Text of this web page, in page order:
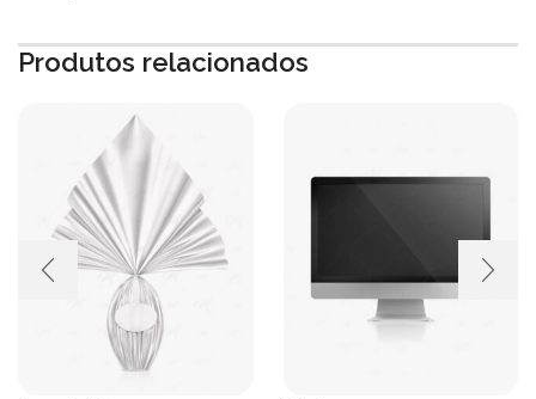
Produtos relacionados